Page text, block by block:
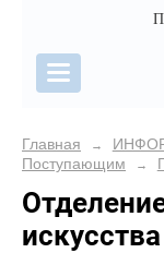
Главная →
Поступающим →
искусства